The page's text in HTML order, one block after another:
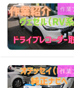
作業
作業